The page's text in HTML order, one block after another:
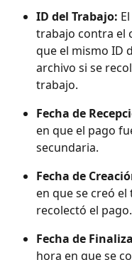
ID del Trabajo:
trabajo contra el
que el mismo ID
archivo si se
trabajo.
Fecha de
en que el pago
secundaria.
Fecha de
en que se creó
recolectó el pago.
Fecha de
hora en que se